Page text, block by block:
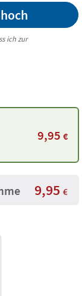
ich zur
9,95 €
9,95 €